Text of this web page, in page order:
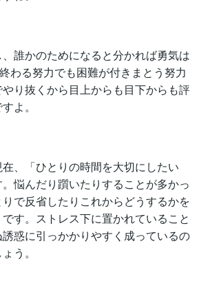
誰かのためになると分かれば勇気は
わる努力でも困難が付きまとう努力
り抜くから目上からも目下からも評
よ。
、「ひとりの時間を大切にしたい
悩んだり躓いたりすることが多かっ
で反省したりこれからどうするかを
す。ストレス下に置かれていること
惑に引っかかりやすく成っているの
う。